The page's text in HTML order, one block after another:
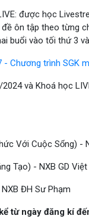
được học
ôn tập theo từng
buổi vào tối thứ 3
- Chương trình SGK
và Khoá học
Với Cuộc Sống) -
Tạo) - NXB GD
ĐH Sư Phạm
từ ngày đăng kí